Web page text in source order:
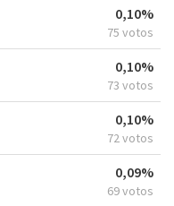
0,10%
75 votos
0,10%
73 votos
0,10%
72 votos
0,09%
69 votos